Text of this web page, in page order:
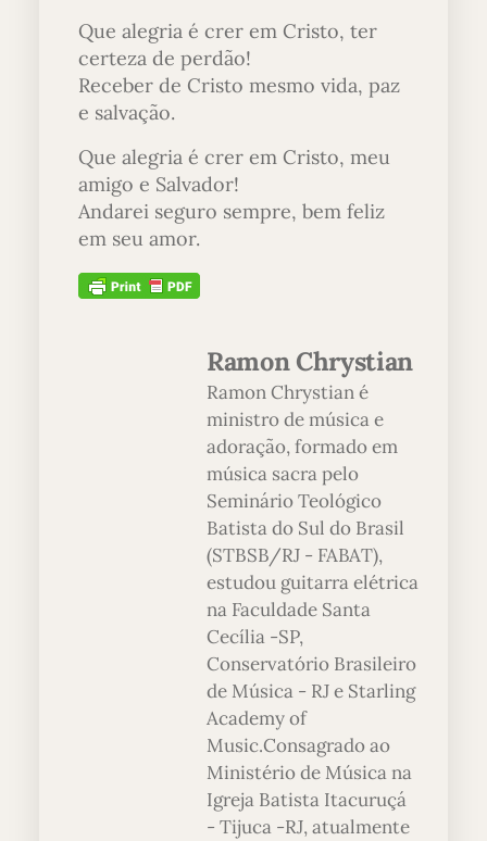
Que alegria é crer em Cristo, ter
certeza de perdão!
Receber de Cristo mesmo vida, paz
e salvação.
Que alegria é crer em Cristo, meu
amigo e Salvador!
Andarei seguro sempre, bem feliz
em seu amor.
Ramon Chrystian
Ramon Chrystian é
ministro de música e
adoração, formado em
música sacra pelo
Seminário Teológico
Batista do Sul do Brasil
(STBSB/RJ - FABAT),
estudou guitarra elétrica
na Faculdade Santa
Cecília -SP,
Conservatório Brasileiro
de Música - RJ e Starling
Academy of
Music.Consagrado ao
Ministério de Música na
Igreja Batista Itacuruçá
- Tijuca -RJ, atualmente